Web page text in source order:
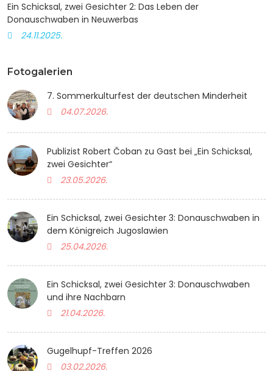
Ein Schicksal, zwei Gesichter 2: Das Leben der
Donauschwaben in Neuwerbas
24.11.2025.
Fotogalerien
7. Sommerkulturfest der deutschen Minderheit
04.07.2026.
Publizist Robert Čoban zu Gast bei „Ein Schicksal,
zwei Gesichter“
23.05.2026.
Ein Schicksal, zwei Gesichter 3: Donauschwaben in
dem Königreich Jugoslawien
25.04.2026.
Ein Schicksal, zwei Gesichter 3: Donauschwaben
und ihre Nachbarn
21.04.2026.
Gugelhupf-Treffen 2026
03.02.2026.